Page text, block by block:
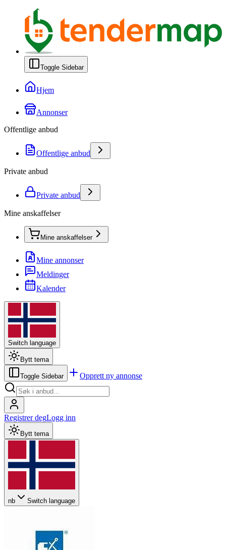
Toggle Sidebar
Hjem
Annonser
Offentlige anbud
Offentlige anbud
Private anbud
Private anbud
Mine anskaffelser
Mine anskaffelser
Mine annonser
Meldinger
Kalender
Switch language
Bytt tema
Toggle Sidebar Opprett ny annonse
Registrer degLogg inn
Bytt tema
nb Switch language